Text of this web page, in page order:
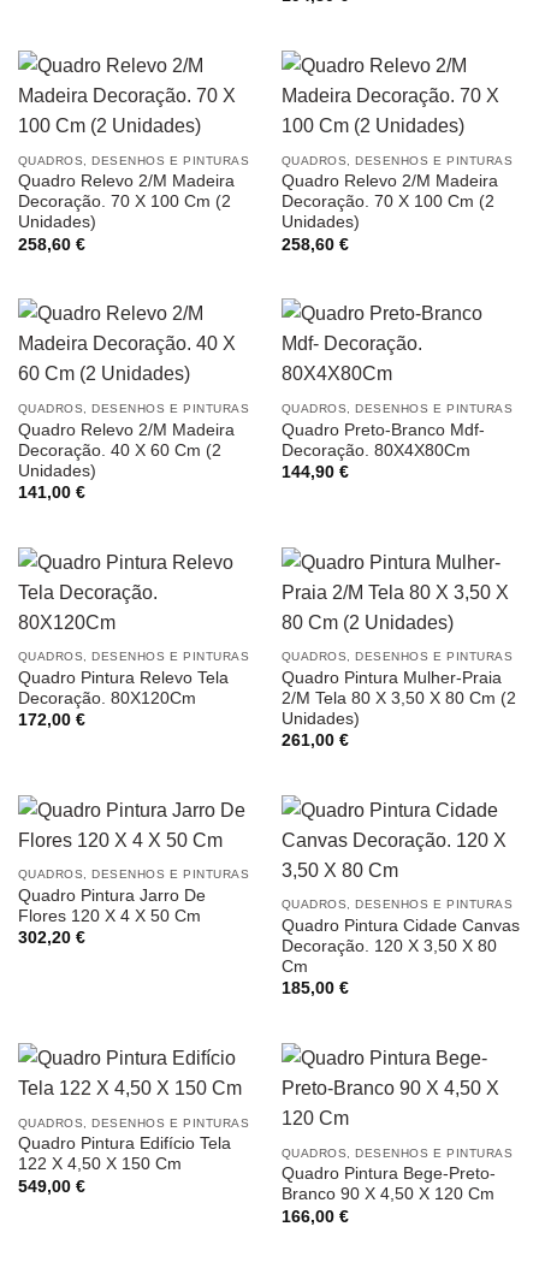
QUADROS, DESENHOS E PINTURAS
Quadro Relevo 2/M Madeira
Decoração. 70 X 100 Cm (2
Unidades)
258,60 €
QUADROS, DESENHOS E PINTURAS
Quadro Relevo 2/M Madeira
Decoração. 70 X 100 Cm (2
Unidades)
258,60 €
QUADROS, DESENHOS E PINTURAS
Quadro Relevo 2/M Madeira
Decoração. 40 X 60 Cm (2
Unidades)
141,00 €
QUADROS, DESENHOS E PINTURAS
Quadro Preto-Branco Mdf-
Decoração. 80X4X80Cm
144,90 €
QUADROS, DESENHOS E PINTURAS
Quadro Pintura Relevo Tela
Decoração. 80X120Cm
172,00 €
QUADROS, DESENHOS E PINTURAS
Quadro Pintura Mulher-Praia
2/M Tela 80 X 3,50 X 80 Cm (2
Unidades)
261,00 €
QUADROS, DESENHOS E PINTURAS
Quadro Pintura Jarro De
Flores 120 X 4 X 50 Cm
302,20 €
QUADROS, DESENHOS E PINTURAS
Quadro Pintura Cidade Canvas
Decoração. 120 X 3,50 X 80
Cm
185,00 €
QUADROS, DESENHOS E PINTURAS
Quadro Pintura Edifício Tela
122 X 4,50 X 150 Cm
549,00 €
QUADROS, DESENHOS E PINTURAS
Quadro Pintura Bege-Preto-
Branco 90 X 4,50 X 120 Cm
166,00 €